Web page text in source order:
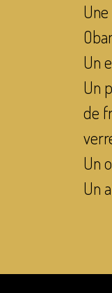
Un
Un
de
Un
Un